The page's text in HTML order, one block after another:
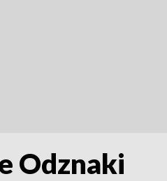
Odznaki